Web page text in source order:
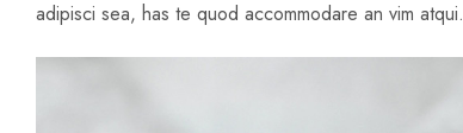
adipisci sea, has te quod accommodare an vim atqui.